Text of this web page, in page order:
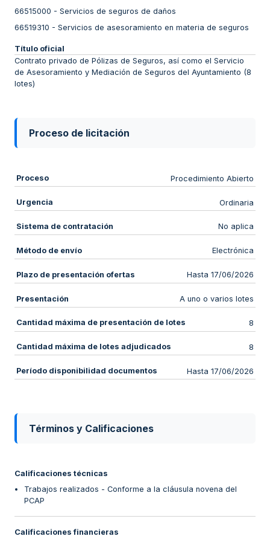
66515000 - Servicios de seguros de daños
66519310 - Servicios de asesoramiento en materia de seguros
Título oficial
Contrato privado de Pólizas de Seguros, así como el Servicio
de Asesoramiento y Mediación de Seguros del Ayuntamiento (8
lotes)
Proceso de licitación
Proceso Procedimiento Abierto
Urgencia Ordinaria
Sistema de contratación No aplica
Método de envío Electrónica
Plazo de presentación ofertas Hasta 17/06/2026
Presentación A uno o varios lotes
Cantidad máxima de presentación de lotes 8
Cantidad máxima de lotes adjudicados 8
Período disponibilidad documentos Hasta 17/06/2026
Términos y Calificaciones
Calificaciones técnicas
Trabajos realizados - Conforme a la cláusula novena del
PCAP
Calificaciones financieras